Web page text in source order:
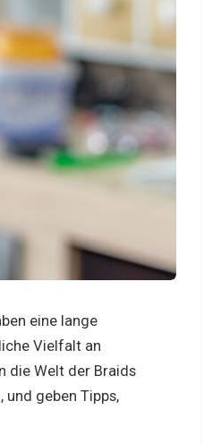
eine lange
Vielfalt an
die Welt der Braids
und geben Tipps,